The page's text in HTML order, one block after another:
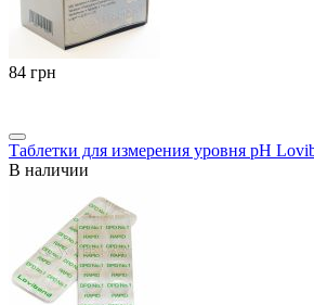
‍84‍ грн
Таблетки для измерения уровня pH
В наличии